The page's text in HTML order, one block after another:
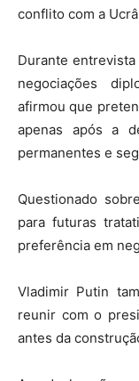
conflito com a
Durante
negociações
afirmou que
apenas após a
permanentes e
Questionado
para futuras
preferência em
Vladimir Putin
reunir com o
antes da